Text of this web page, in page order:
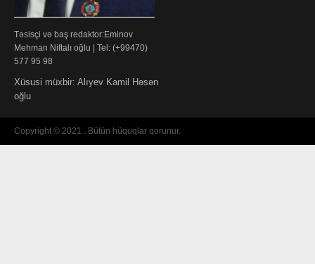
Təsisçi və baş redaktor:Eminov
Mehman Niftalı oğlu | Tel: (+99470)
577 95 98
Xüsusi müxbir: Alıyev Kamil Həsən
oğlu
Copyright © 2021 . Bütün hüquqlar qorunur.